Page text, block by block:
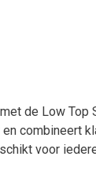
de Low
combineert
voor